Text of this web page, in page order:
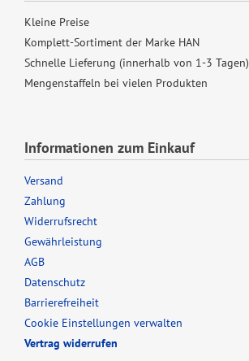
Kleine Preise
Komplett-Sortiment der Marke HAN
Schnelle Lieferung (innerhalb von 1-3 Tagen)
Mengenstaffeln bei vielen Produkten
Informationen zum Einkauf
Versand
Zahlung
Widerrufsrecht
Gewährleistung
AGB
Datenschutz
Barrierefreiheit
Cookie Einstellungen verwalten
Vertrag widerrufen